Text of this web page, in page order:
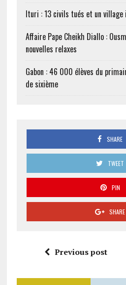
Ituri : 13 civils tués et un village
Affaire Pape Cheikh Diallo :
nouvelles relaxes
Gabon : 46 000 élèves du
de sixième
SHARE
TWEET
PIN
SHARE
Previous post